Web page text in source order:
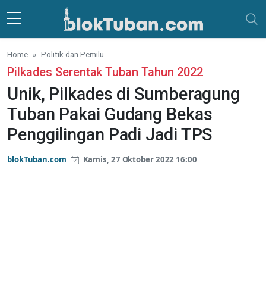
Skip to main content
Home Politik dan Pemilu
Pilkades Serentak Tuban Tahun 2022
Unik, Pilkades di Sumberagung
Tuban Pakai Gudang Bekas
Penggilingan Padi Jadi TPS
blokTuban.com Kamis, 27 Oktober 2022 16:00